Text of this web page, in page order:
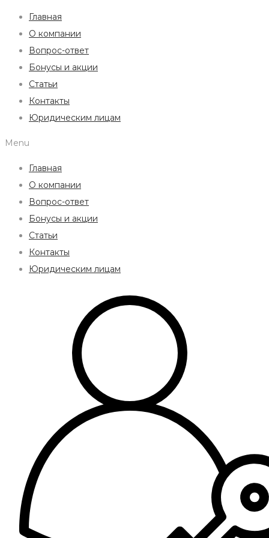
Главная
О компании
Вопрос-ответ
Бонусы и акции
Статьи
Контакты
Юридическим лицам
Menu
Главная
О компании
Вопрос-ответ
Бонусы и акции
Статьи
Контакты
Юридическим лицам